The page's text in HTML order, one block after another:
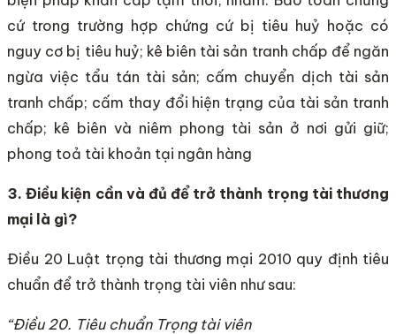
cứ trong trường hợp chứng cứ bị tiêu huỷ hoặc có
nguy cơ bị tiêu huỷ; kê biên tài sản tranh chấp để ngăn
ngừa việc tẩu tán tài sản; cấm chuyển dịch tài sản
tranh chấp; cấm thay đổi hiện trạng của tài sản tranh
chấp; kê biên và niêm phong tài sản ở nơi gửi giữ;
phong toả tài khoản tại ngân hàng
3. Điều kiện cần và đủ để trở thành trọng tài thương
mại là gì?
Điều 20 Luật trọng tài thương mại 2010 quy định tiêu
chuẩn để trở thành trọng tài viên như sau:
“Điều 20. Tiêu chuẩn Trọng tài viên